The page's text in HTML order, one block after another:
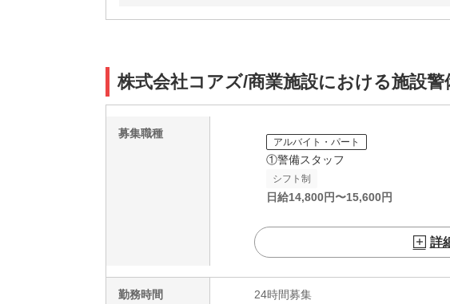
株式会社コアズ/商業施設における施設警
募集職種
アルバイト・パート
①警備スタッフ
シフト制
日給14,800円〜15,600円
詳
勤務時間 24時間募集